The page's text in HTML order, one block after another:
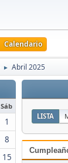
Calendario
► Abril 2025
Sáb
1
8
15
LISTA